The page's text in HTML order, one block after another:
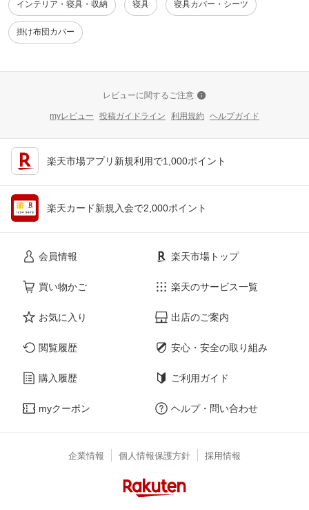
インテリア・寝具・収納 寝具 寝具カバー・シーツ
掛け布団カバー
レビューに関するご注意
myレビュー 投稿ガイドライン 利用規約 ヘルプガイド
楽天市場アプリ新規利用で1,000ポイント
楽天カード新規入会で2,000ポイント
会員情報
買い物かご
お気に入り
閲覧履歴
購入履歴
myクーポン
楽天市場トップ
楽天のサービス一覧
出店のご案内
安心・安全の取り組み
ご利用ガイド
ヘルプ・問い合わせ
企業情報 個人情報保護方針 採用情報